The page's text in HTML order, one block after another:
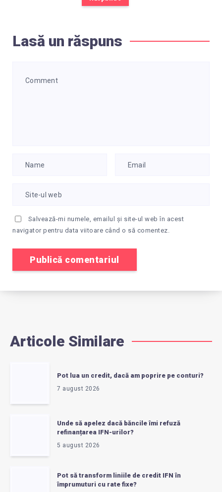
Lasă un răspuns
Salvează-mi numele, emailul și site-ul web în acest
navigator pentru data viitoare când o să comentez.
Articole Similare
Pot lua un credit, dacă am poprire pe conturi?
7 august 2026
Unde să apelez dacă băncile îmi refuză
refinanțarea IFN-urilor?
5 august 2026
Pot să transform liniile de credit IFN în
împrumuturi cu rate fixe?